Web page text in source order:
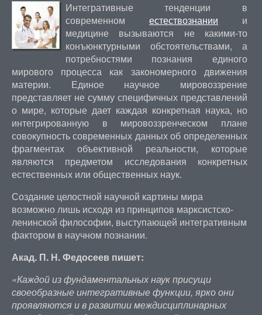
Интегративные тенденции в
современном естествознании и
медицине вызываются не какими-то
конъюнктурными обстоятельствами, а
потребностями познания единого
мирового процесса как закономерного движения
материи. Единое научное мировоззрение
представляет не сумму специфичных представлений
о мире, которые дает каждая конкретная наука, но
интегрированную в мировоззренческом плане
совокупность современных данных об определенных
фрагментах объективной реальности, которые
являются предметом исследования конкретных
естественных или общественных наук.
Создание целостной научной картины мира
возможно лишь исходя из принципов марксистско-
ленинской философии, выступающей интегративным
фактором в научном познании.
Акад. П. Н. Федосеев пишет:
«Каждой из фундаментальных наук присущи
своеобразные интегративные функции, ярко они
проявляются и в развитии междисциплинарных